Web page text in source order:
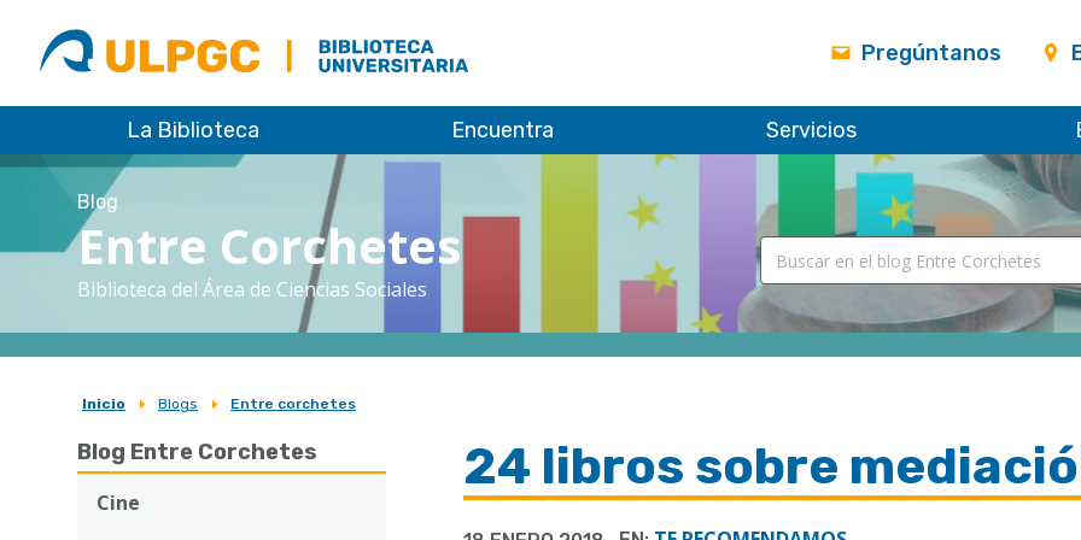
ULPGC
Biblioteca
ULPGC
Pregúntanos
La Biblioteca Encuentra Servicios
Blog
Entre Corchetes
Biblioteca del Área de Ciencias Sociales
Sobrescribir
enlaces
de
Inicio Blogs Entre corchetes
Blog Entre Corchetes
Cine
24 libros sobre